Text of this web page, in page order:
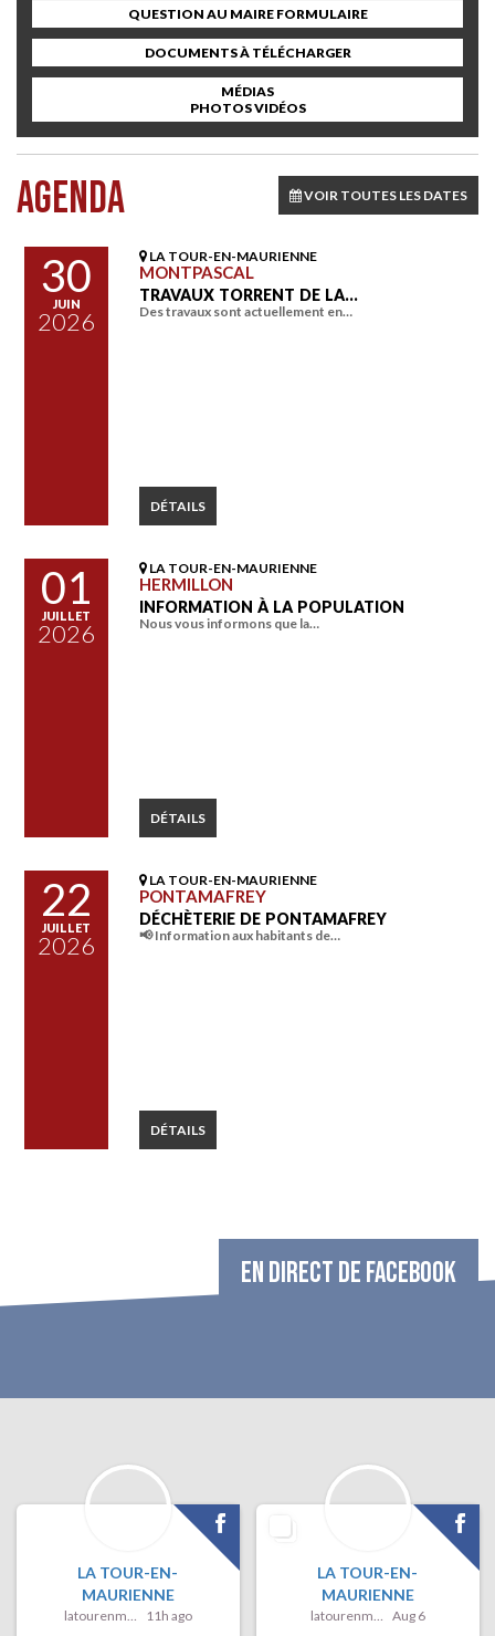
QUESTION AU MAIRE FORMULAIRE
DOCUMENTS À TÉLÉCHARGER
MÉDIAS
PHOTOS VIDÉOS
AGENDA VOIR TOUTES LES DATES
30
JUIN
2026
LA TOUR-EN-MAURIENNE
MONTPASCAL
TRAVAUX TORRENT DE LA…
Des travaux sont actuellement en…
DÉTAILS
01
JUILLET
2026
LA TOUR-EN-MAURIENNE
HERMILLON
INFORMATION À LA POPULATION
Nous vous informons que la…
DÉTAILS
22
JUILLET
2026
LA TOUR-EN-MAURIENNE
PONTAMAFREY
DÉCHÈTERIE DE PONTAMAFREY
📢 Information aux habitants de…
DÉTAILS
EN DIRECT DE FACEBOOK
LA TOUR-EN-
MAURIENNE
latourenmaurienne 11h ago
LA TOUR-EN-
MAURIENNE
latourenmaurienne Aug 6